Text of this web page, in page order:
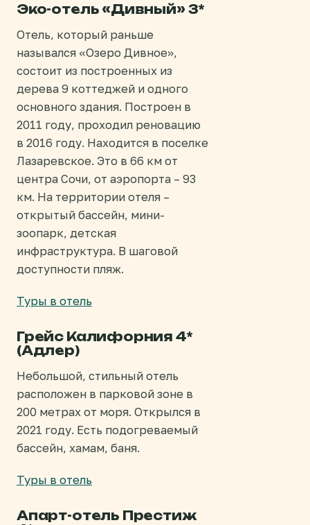
Эко-отель «Дивный» 3*
Отель, который раньше
назывался «Озеро Дивное»,
состоит из построенных из
дерева 9 коттеджей и одного
основного здания. Построен в
2011 году, проходил реновацию
в 2016 году. Находится в поселке
Лазаревское. Это в 66 км от
центра Сочи, от аэропорта – 93
км. На территории отеля –
открытый бассейн, мини-
зоопарк, детская
инфраструктура. В шаговой
доступности пляж.
Туры в отель
Грейс Калифорния 4*
(Адлер)
Небольшой, стильный отель
расположен в парковой зоне в
200 метрах от моря. Открылся в
2021 году. Есть подогреваемый
бассейн, хамам, баня.
Туры в отель
Апарт-отель Престиж